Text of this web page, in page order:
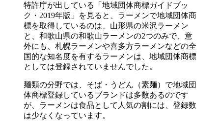
特許庁が出している「地域団体商標ガイドブッ
ク・2019年版」を見ると、ラーメンで地域団体商
標を取得しているのは、山形県の米沢ラーメン
と、和歌山県の和歌山ラーメンの2つのみで、意
外にも、札幌ラーメンや喜多方ラーメンなどの全
国的な知名度を有するラーメンは、地域団体商標
としては登録されていませんでした。
麺類の分野では、そば・うどん（素麺）で地域団
体商標登録しているブランドは多数あるのです
が、ラーメンは食品として人気の割には、登録数
は少なくなっています。